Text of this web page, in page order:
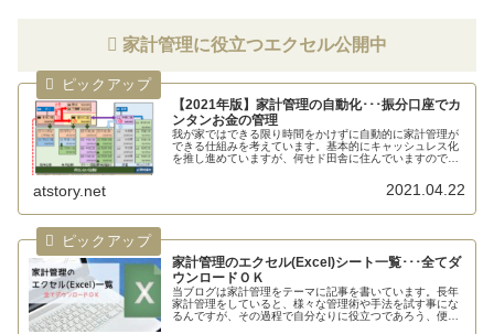
家計管理に役立つエクセル公開中
【2021年版】家計管理の自動化･･･振分口座でカ
ンタンお金の管理
我が家ではできる限り時間をかけずに自動的に家計管理が
できる仕組みを考えています。基本的にキャッシュレス化
を推し進めていますが、何せド田舎に住んでいますので現
atstory.net 2021.04.22
家計管理のエクセル(Excel)シート一覧･･･全てダ
ウンロードＯＫ
当ブログは家計管理をテーマに記事を書いています。長年
家計管理をしていると、様々な管理術や手法を試す事にな
るんですが、その過程で自分なりに役立つであろう、便利